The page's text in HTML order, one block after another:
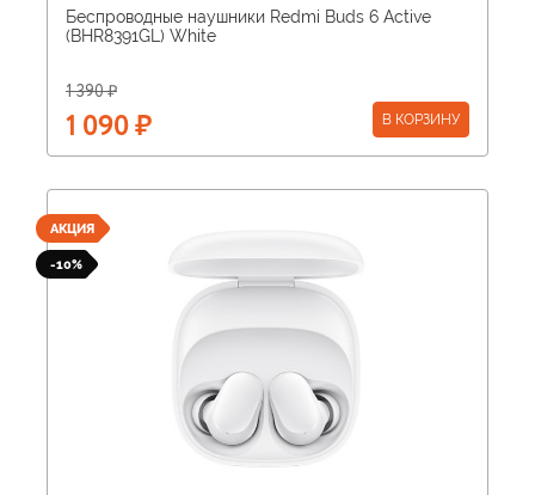
Беспроводные наушники Redmi Buds 6 Active
(BHR8391GL) White
1 390 ₽
1 090 ₽ В КОРЗИНУ
АКЦИЯ
-10%